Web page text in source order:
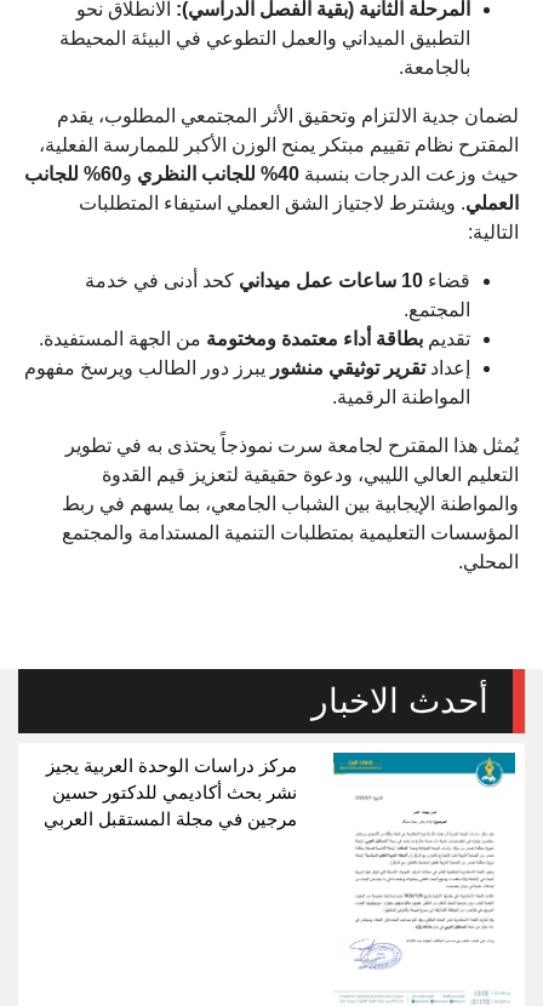
المرحلة الثانية (بقية الفصل الدراسي): الانطلاق نحو
التطبيق الميداني والعمل التطوعي في البيئة المحيطة
بالجامعة.
لضمان جدية الالتزام وتحقيق الأثر المجتمعي المطلوب، يقدم
المقترح نظام تقييم مبتكر يمنح الوزن الأكبر للممارسة الفعلية،
حيث وزعت الدرجات بنسبة 40% للجانب النظري و
60% للجانب
العملي. ويشترط لاجتياز الشق العملي استيفاء المتطلبات
التالية:
قضاء 10 ساعات عمل ميداني
كحد أدنى في خدمة
المجتمع.
تقديم بطاقة أداء معتمدة ومختومة من الجهة المستفيدة.
إعدادتقرير توثيقي منشور يبرز دور الطالب ويرسخ مفهوم
المواطنة الرقمية.
يُمثل هذا المقترح لجامعة سرت نموذجاً يحتذى به في تطوير
التعليم العالي الليبي، ودعوة حقيقية لتعزيز قيم القدوة
والمواطنة الإيجابية بين الشباب الجامعي، بما يسهم في ربط
المؤسسات التعليمية بمتطلبات التنمية المستدامة والمجتمع
المحلي.
أحدث الاخبار
مركز دراسات الوحدة العربية يجيز
نشر بحث أكاديمي للدكتور حسين
مرجين في مجلة المستقبل العربي